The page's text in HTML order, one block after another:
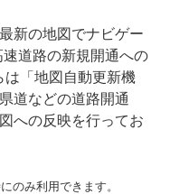
新の地図でナビゲー
道路の新規開通への
「地図自動更新機
道などの道路開通
への反映を行ってお
のみ利用できます。